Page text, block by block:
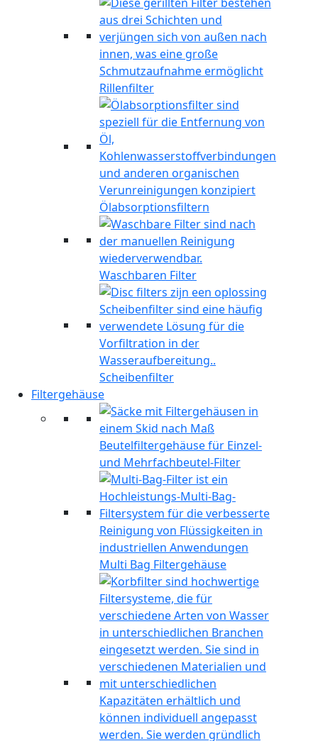
Rillenfilter
Ölabsorptionsfiltern
Waschbaren Filter
Scheibenfilter
Filtergehäuse
Beutelfiltergehäuse für Einzel-
und Mehrfachbeutel-Filter
Multi Bag Filtergehäuse